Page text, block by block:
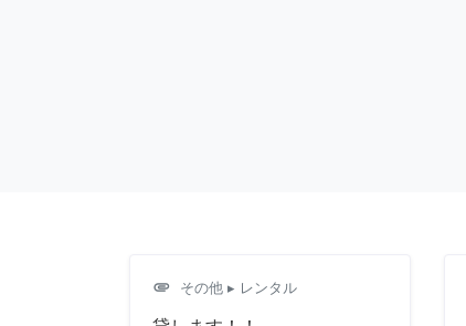
attachment その他 ▸ レンタル